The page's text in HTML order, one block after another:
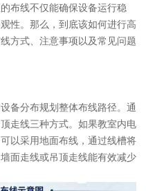
布线不仅能确保设备运行稳
性。那么，到底该如何进行高
方式、注意事项以及常见问题
备分布规划整体布线路径。通
走线三种方式。如果教室内电
以采用地面布线，通过线槽将
面走线或吊顶走线能有效减少